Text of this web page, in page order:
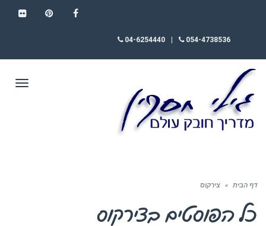
054-4738536
04-6254440
דף הבית » צירקוס
כל הפוסטים בצירקוס